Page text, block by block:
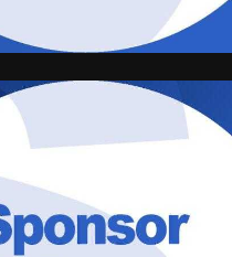
cittadina di Fratelli d’Italia,
pronta a tornare in Consiglio
comunale
6 Agosto 2026 08:00
Cura dei beni comuni e
cittadinanza attiva: online
l’avviso per la gestione